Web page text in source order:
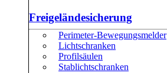
Freigeländesicherung
Perimeter-Bewegungsmelder
Lichtschranken
Profilsäulen
Stablichtschranken